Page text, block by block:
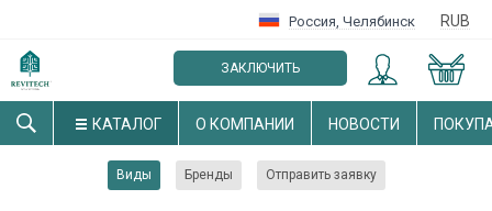
Россия, Челябинск RUB
ЗАКЛЮЧИТЬ
ОПТОВЫЙ ДОГОВОР
КАТАЛОГ О КОМПАНИИ НОВОСТИ
Виды Бренды Отправить заявку